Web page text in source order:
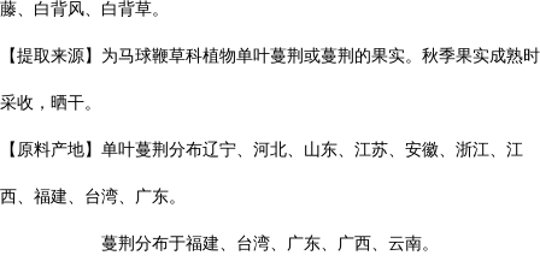
藤、白背风、白背草。
【提取来源】为马球鞭草科植物单叶蔓荆或蔓荆的果实。秋季果实成熟时
采收，晒干。
【原料产地】单叶蔓荆分布辽宁、河北、山东、江苏、安徽、浙江、江
西、福建、台湾、广东。
蔓荆分布于福建、台湾、广东、广西、云南。